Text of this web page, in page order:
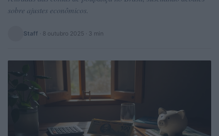
sobre ajustes econômicos.
Staff · 8 outubro 2025 · 3 min